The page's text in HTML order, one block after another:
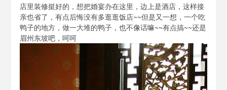
店里装修挺好的，想把婚宴办在这里，边上是酒店，这样接
亲也省了，有点后悔没有多逛逛饭店~~但是又一想，一个吃
鸭子的地方，做一大堆的鸭子，也不像话嘛~~有点搞~~还是
眉州东坡吧，呵呵